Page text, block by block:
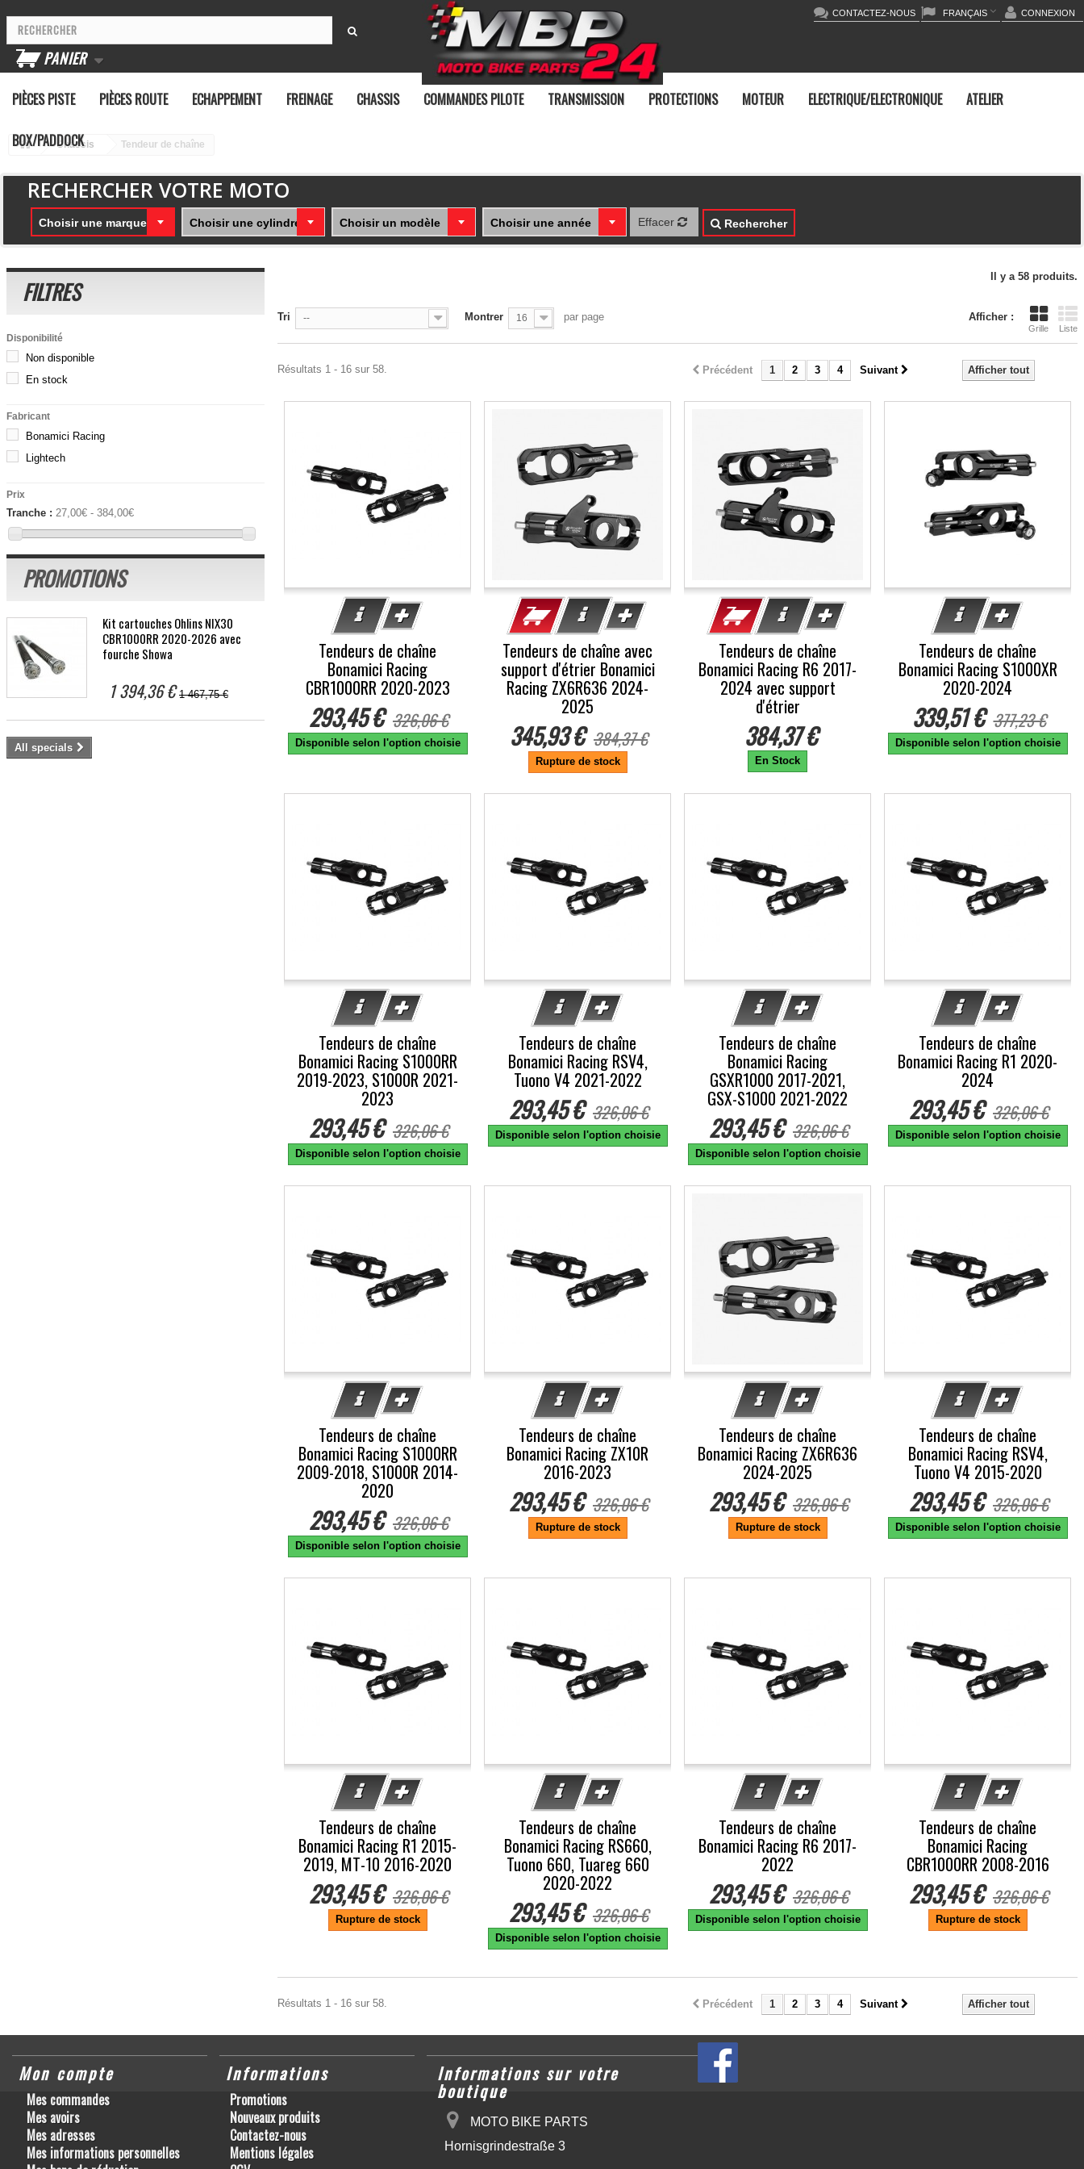
CONNEXION
FRANÇAIS
CONTACTEZ-NOUS
PANIER
PIÈCES PISTE PIÈCES ROUTE ECHAPPEMENT FREINAGE CHASSIS COMMANDES PILOTE TRANSMISSION PROTECTIONS MOTEUR ELECTRIQUE/ELECTRONIQUE ATELIER
BOX/PADDOCK
Chassis Tendeur de chaîne
RECHERCHER VOTRE MOTO
Choisir une marque Choisir une cylindrée Choisir un modèle Choisir une année Effacer Rechercher
FILTRES
Disponibilité
Non disponible
En stock
Fabricant
Bonamici Racing
Lightech
Prix
Tranche : 27,00€ - 384,00€
PROMOTIONS
Kit cartouches Öhlins NIX30
CBR1000RR 2020-2026 avec
fourche Showa
1 394,36 €1 467,75 €
All specials
Il y a 58 produits.
Afficher :
Grille Liste
Tri -- Montrer 16 par page
Afficher tout
Précédent 1 2 3 4 Suivant
Résultats 1 - 16 sur 58.
Tendeurs de chaîne
Bonamici Racing
CBR1000RR 2020-2023
293,45 € 326,06 €
Disponible selon l'option choisie
Tendeurs de chaîne avec
support d'étrier Bonamici
Racing ZX6R636 2024-
2025
345,93 € 384,37 €
Rupture de stock
Tendeurs de chaîne
Bonamici Racing R6 2017-
2024 avec support
d'étrier
384,37 €
En Stock
Tendeurs de chaîne
Bonamici Racing S1000XR
2020-2024
339,51 € 377,23 €
Disponible selon l'option choisie
Tendeurs de chaîne
Bonamici Racing S1000RR
2019-2023, S1000R 2021-
2023
293,45 € 326,06 €
Disponible selon l'option choisie
Tendeurs de chaîne
Bonamici Racing RSV4,
Tuono V4 2021-2022
293,45 € 326,06 €
Disponible selon l'option choisie
Tendeurs de chaîne
Bonamici Racing
GSXR1000 2017-2021,
GSX-S1000 2021-2022
293,45 € 326,06 €
Disponible selon l'option choisie
Tendeurs de chaîne
Bonamici Racing R1 2020-
2024
293,45 € 326,06 €
Disponible selon l'option choisie
Tendeurs de chaîne
Bonamici Racing S1000RR
2009-2018, S1000R 2014-
2020
293,45 € 326,06 €
Disponible selon l'option choisie
Tendeurs de chaîne
Bonamici Racing ZX10R
2016-2023
293,45 € 326,06 €
Rupture de stock
Tendeurs de chaîne
Bonamici Racing ZX6R636
2024-2025
293,45 € 326,06 €
Rupture de stock
Tendeurs de chaîne
Bonamici Racing RSV4,
Tuono V4 2015-2020
293,45 € 326,06 €
Disponible selon l'option choisie
Tendeurs de chaîne
Bonamici Racing R1 2015-
2019, MT-10 2016-2020
293,45 € 326,06 €
Rupture de stock
Tendeurs de chaîne
Bonamici Racing RS660,
Tuono 660, Tuareg 660
2020-2022
293,45 € 326,06 €
Disponible selon l'option choisie
Tendeurs de chaîne
Bonamici Racing R6 2017-
2022
293,45 € 326,06 €
Disponible selon l'option choisie
Tendeurs de chaîne
Bonamici Racing
CBR1000RR 2008-2016
293,45 € 326,06 €
Rupture de stock
Afficher tout
Précédent 1 2 3 4 Suivant
Résultats 1 - 16 sur 58.
Mon compte
Mes commandes
Mes avoirs
Mes adresses
Mes informations personnelles
Informations
Promotions
Nouveaux produits
Contactez-nous
Mentions légales
Informations sur votre
boutique
MOTO BIKE PARTS
Hornisgrindestraße 3